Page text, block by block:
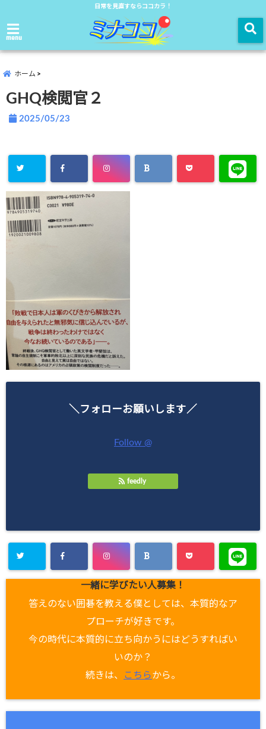
日常を見直すならココカラ！
menu
ホーム
GHQ検閲官２
2025/05/23
＼フォローお願いします／
Follow @
feedly
一緒に学びたい人募集！
答えのない囲碁を教える僕としては、本質的なア
プローチが好きです。
今の時代に本質的に立ち向かうにはどうすればい
いのか？
続きは、
こちらから。